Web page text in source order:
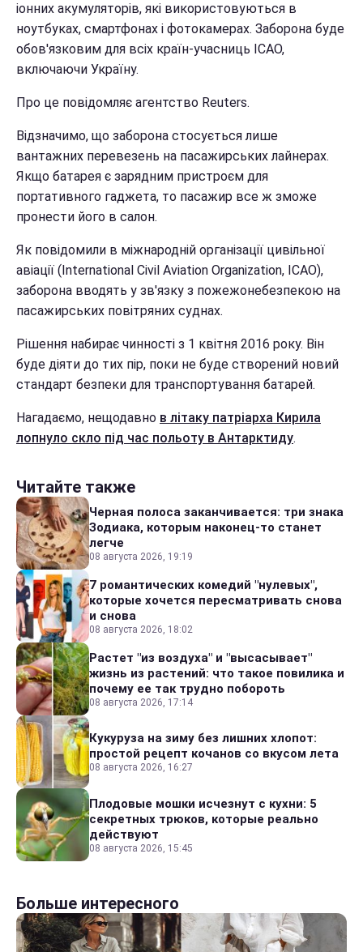
іонних акумуляторів, які використовуються в
ноутбуках, смартфонах і фотокамерах. Заборона буде
обов'язковим для всіх країн-учасниць ICAO,
включаючи Україну.
Про це повідомляє агентство Reuters.
Відзначимо, що заборона стосується лише
вантажних перевезень на пасажирських лайнерах.
Якщо батарея є зарядним пристроєм для
портативного гаджета, то пасажир все ж зможе
пронести його в салон.
Як повідомили в міжнародній організації цивільної
авіації (International Civil Aviation Organization, ICAO),
заборона вводять у зв'язку з пожежонебезпекою на
пасажирських повітряних суднах.
Рішення набирає чинності з 1 квітня 2016 року. Він
буде діяти до тих пір, поки не буде створений новий
стандарт безпеки для транспортування батарей.
Нагадаємо, нещодавно в літаку патріарха Кирила
лопнуло скло під час польоту в Антарктиду.
Читайте также
Черная полоса заканчивается: три знака
Зодиака, которым наконец-то станет
легче
08 августа 2026, 19:19
7 романтических комедий "нулевых",
которые хочется пересматривать снова
и снова
08 августа 2026, 18:02
Растет "из воздуха" и "высасывает"
жизнь из растений: что такое повилика и
почему ее так трудно побороть
08 августа 2026, 17:14
Кукуруза на зиму без лишних хлопот:
простой рецепт кочанов со вкусом лета
08 августа 2026, 16:27
Плодовые мошки исчезнут с кухни: 5
секретных трюков, которые реально
действуют
08 августа 2026, 15:45
Больше интересного